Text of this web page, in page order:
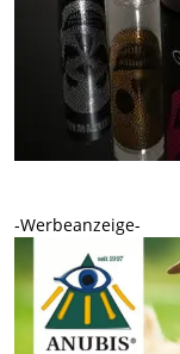
-Werbeanzeige-